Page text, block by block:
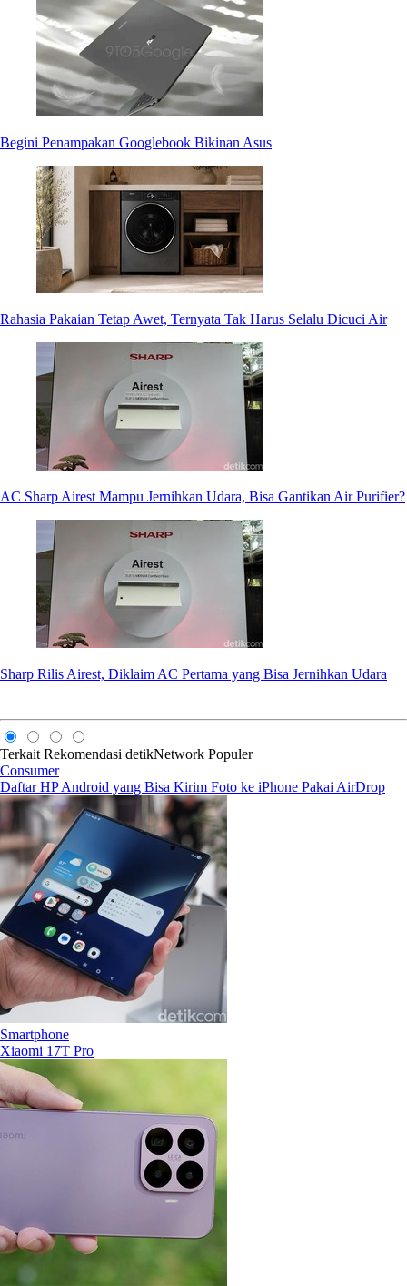
Begini Penampakan Googlebook Bikinan Asus
Rahasia Pakaian Tetap Awet, Ternyata Tak Harus Selalu Dicuci Air
AC Sharp Airest Mampu Jernihkan Udara, Bisa Gantikan Air Purifier?
Sharp Rilis Airest, Diklaim AC Pertama yang Bisa Jernihkan Udara
Terkait Rekomendasi detikNetwork Populer
Consumer
Daftar HP Android yang Bisa Kirim Foto ke iPhone Pakai AirDrop
Smartphone
Xiaomi 17T Pro